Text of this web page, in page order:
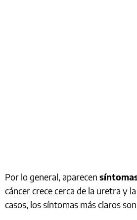
Por lo general, aparecen
cáncer crece cerca de la uretra y
casos, los síntomas más claros